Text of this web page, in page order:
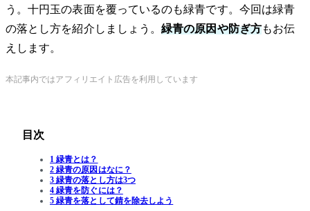
う。十円玉の表面を覆っているのも緑青です。今回は緑青
の落とし方を紹介しましょう。緑青の原因や防ぎ方もお伝
えします。
本記事内ではアフィリエイト広告を利用しています
目次
1 緑青とは？
2 緑青の原因はなに？
3 緑青の落とし方は3つ
4 緑青を防ぐには？
5 緑青を落として錆を除去しよう